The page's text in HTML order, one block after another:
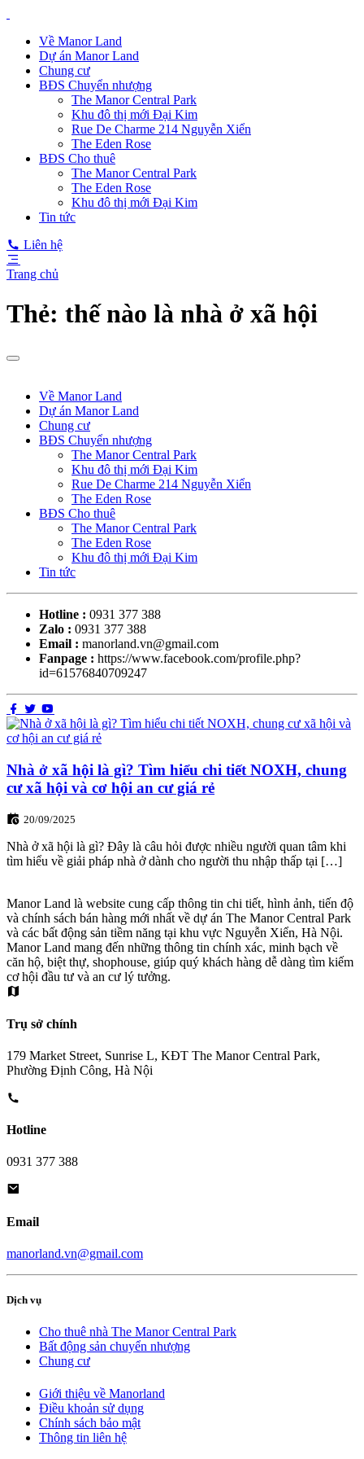
Về Manor Land
Dự án Manor Land
Chung cư
BĐS Chuyển nhượng
The Manor Central Park
Khu đô thị mới Đại Kim
Rue De Charme 214 Nguyễn Xiển
The Eden Rose
BĐS Cho thuê
The Manor Central Park
The Eden Rose
Khu đô thị mới Đại Kim
Tin tức
Liên hệ
Trang chủ
Thẻ: thế nào là nhà ở xã hội
Về Manor Land
Dự án Manor Land
Chung cư
BĐS Chuyển nhượng
The Manor Central Park
Khu đô thị mới Đại Kim
Rue De Charme 214 Nguyễn Xiển
The Eden Rose
BĐS Cho thuê
The Manor Central Park
The Eden Rose
Khu đô thị mới Đại Kim
Tin tức
Hotline : 0931 377 388
Zalo : 0931 377 388
Email : manorland.vn@gmail.com
Fanpage : https://www.facebook.com/profile.php?
id=61576840709247
Nhà ở xã hội là gì? Tìm hiểu chi tiết NOXH, chung
cư xã hội và cơ hội an cư giá rẻ
20/09/2025
Nhà ở xã hội là gì? Đây là câu hỏi được nhiều người quan tâm khi
tìm hiểu về giải pháp nhà ở dành cho người thu nhập thấp tại […]
Manor Land là website cung cấp thông tin chi tiết, hình ảnh, tiến độ
và chính sách bán hàng mới nhất về dự án The Manor Central Park
và các bất động sản tiềm năng tại khu vực Nguyễn Xiển, Hà Nội.
Manor Land mang đến những thông tin chính xác, minh bạch về
căn hộ, biệt thự, shophouse, giúp quý khách hàng dễ dàng tìm kiếm
cơ hội đầu tư và an cư lý tưởng.
Trụ sở chính
179 Market Street, Sunrise L, KĐT The Manor Central Park,
Phường Định Công, Hà Nội
Hotline
0931 377 388
Email
manorland.vn@gmail.com
Dịch vụ
Cho thuê nhà The Manor Central Park
Bất động sản chuyển nhượng
Chung cư
Giới thiệu về Manorland
Điều khoản sử dụng
Chính sách bảo mật
Thông tin liên hệ